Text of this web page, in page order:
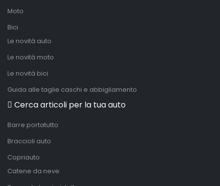
Moto
Bici
Le novità auto
Le novità moto
Le novità bici
Guida alle taglie caschi e abbigliamento
Cerca articoli per la tua auto
Barre portatutto
Braccioli auto
Copriauto
Catene da neve